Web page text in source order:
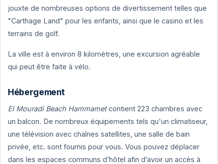
jouxte de nombreuses options de divertissement telles que
"Carthage Land" pour les enfants, ainsi que le casino et les
terrains de golf.
La ville est à environ 8 kilomètres, une excursion agréable
qui peut être faite à vélo.
Hébergement
El Mouradi Beach Hammametcontient 223 chambres avec
un balcon. De nombreux équipements tels qu'un climatiseur,
une télévision avec chaînes satellites, une salle de bain
privée, etc. sont fournis pour vous. Vous pouvez déplacer
dans les espaces communs d’hôtel afin d’avoir un accès à